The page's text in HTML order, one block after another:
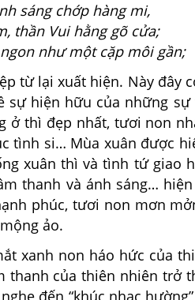
sáng chớp hàng mi,
thần Vui hằng gõ cửa;
như một cặp môi gần;
từ lại xuất hiện. Này đây
sự hiện hữu của những
ở thì đẹp nhất, tươi non
tình si… Mùa xuân được
xuân thì và tình tứ giao
thanh và ánh sáng…
phúc, tươi non mơn
ảo.
xanh non háo hức của
thanh của thiên nhiên trở
đến “khúc nhạc